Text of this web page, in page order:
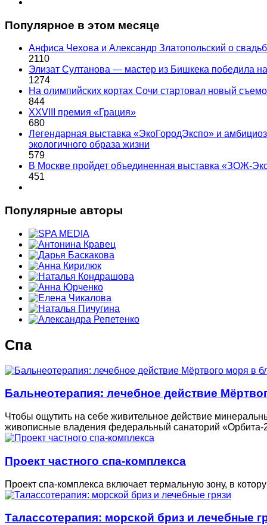
Популярное в этом месяце
Анфиса Чехова и Александр Златопольский о
2110
Элизат Султанова — мастер из Бишкека победила
1274
На олимпийских кортах Сочи стартовал новый
844
XXVIII премия «Грация»
680
Легендарная выставка «ЭкоГородЭкспо» и
экологичного образа жизни
579
В Москве пройдет объединенная выставка «ЗОЖ-
451
Популярные авторы
Спа
Бальнеотерапия: лечебное действие
Чтобы ощутить на себе живительное действие
живописные владения федеральный санаторий
Проект частного спа-комплекса
Проект спа-комплекса включает термальную зону, в
Талассотерапия: морской бриз и лечебные